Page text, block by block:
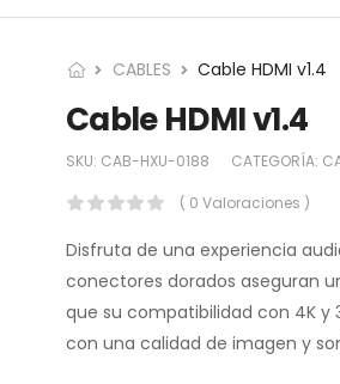
CABLES Cable HDMI v1.4
Cable HDMI v1.4
SKU: CAB-HXU-0188 CATEGORÍA:
( 0 Valoraciones )
Disfruta de una experiencia
conectores dorados aseguran
que su compatibilidad con 4K y
con una calidad de imagen y